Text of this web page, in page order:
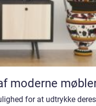
moderne
for at udtrykke deres